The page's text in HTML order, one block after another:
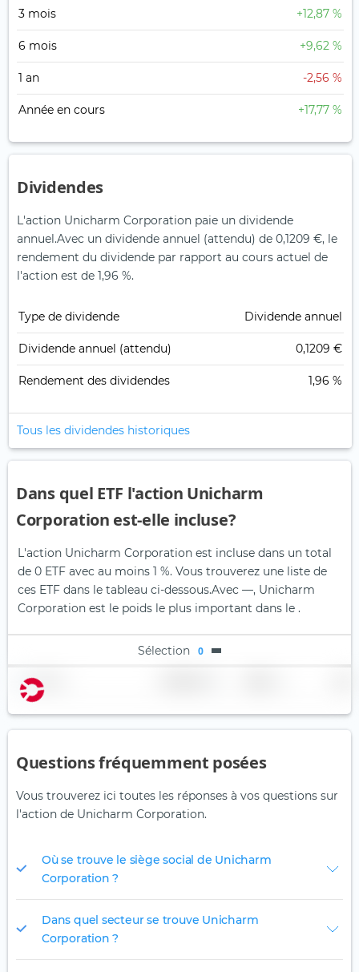
3 mois +12,87 %
6 mois +9,62 %
1 an -2,56 %
Année en cours +17,77 %
Dividendes
L'action Unicharm Corporation paie un dividende
annuel.Avec un dividende annuel (attendu) de 0,1209 €, le
rendement du dividende par rapport au cours actuel de
l'action est de 1,96 %.
Type de dividende Dividende annuel
Dividende annuel (attendu) 0,1209 €
Rendement des dividendes 1,96 %
Tous les dividendes historiques
Dans quel ETF l'action Unicharm
Corporation est-elle incluse?
L'action Unicharm Corporation est incluse dans un total
de 0 ETF avec au moins 1 %. Vous trouverez une liste de
ces ETF dans le tableau ci-dessous.Avec —, Unicharm
Corporation est le poids le plus important dans le .
Sélection 0
Nom
Questions fréquemment posées
Vous trouverez ici toutes les réponses à vos questions sur
l'action de Unicharm Corporation.
Où se trouve le siège social de Unicharm
Corporation ?
Dans quel secteur se trouve Unicharm
Corporation ?